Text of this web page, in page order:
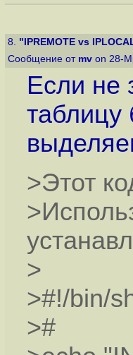
8. "IPREMOTE vs
Сообщение от mv on 28-
Если не
таблицу
>Этот
>
>#!/bin/
>#